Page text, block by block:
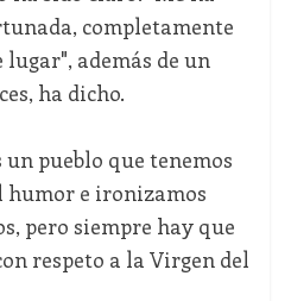
completamente
además de un
ha dicho.
un pueblo que tenemos
e ironizamos
pero siempre hay que
respeto a la Virgen del